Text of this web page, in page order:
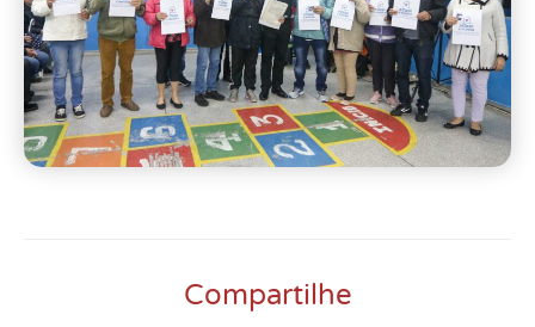
Compartilhe